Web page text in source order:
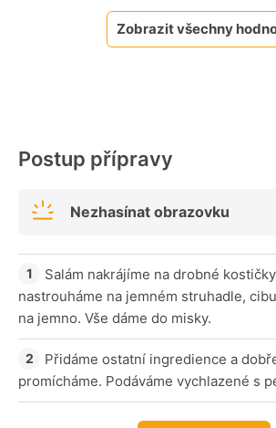
Zobrazit všechny
Postup přípravy
Nezhasínat obrazovku
Salám nakrájíme na drobné
nastrouháme na jemném struhadle,
na jemno. Vše dáme do misky.
Přidáme ostatní ingredience a
promícháme. Podáváme vychlazené s